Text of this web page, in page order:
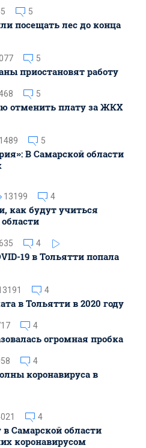
5
посещать лес до конца
5
приостановят работу
5
отменить плату за ЖКХ
1489 5
В Самарской области
13199 4
как будут учиться
4
19 в Тольятти попала
4
в Тольятти в 2020 году
4
огромная пробка
4
коронавируса в
4
Самарской области
коронавирусом